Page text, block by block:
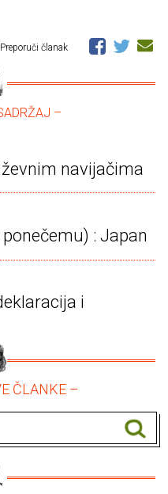
Preporuči članak
–
navijačima
: Japan
i
ČLANKE –